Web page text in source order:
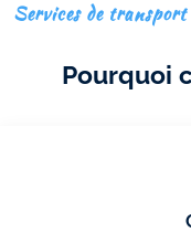
Pourquoi
Services de